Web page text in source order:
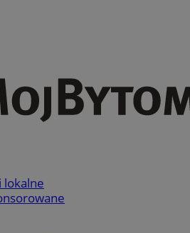
lokalne